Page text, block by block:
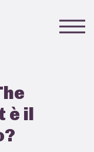
è il